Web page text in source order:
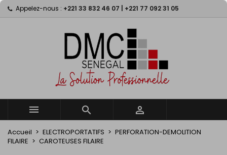
Appelez-nous : +221 33 832 46 07 | +221 77 092 31 05
  
Accueil ELECTROPORTATIFS
PERFORATION-DEMOLITION
FILAIRE
CAROTEUSES FILAIRE
My wishlists ×
add_circle_outlineCreate new list
((modalTitle)) ×
((confirmMessage))
((cancelText)) ((modalDeleteText))
((title)) ×
((cancelText)) ((createText))
Connexion ×
Vous devez être connecté pour ajouter des produits
à votre liste d'envies.
((cancelText)) ((loginText))